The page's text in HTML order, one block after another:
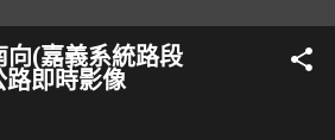
(嘉義系統路段
路即時影像